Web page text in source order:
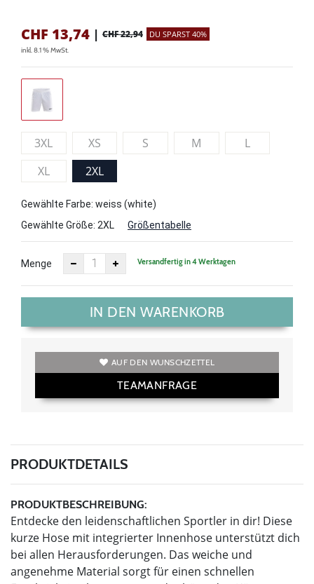
CHF 13,74 | CHF 22,94 DU SPARST 40%
inkl. 8.1 % MwSt.
3XL XS S M
L
XL
2XL
Gewählte Farbe: weiss (white)
Gewählte Größe: 2XL Größentabelle
Menge Versandfertig in 4 Werktagen
IN DEN WARENKORB
AUF DEN WUNSCHZETTEL
TEAMANFRAGE
PRODUKTDETAILS
PRODUKTBESCHREIBUNG:
Entdecke den leidenschaftlichen Sportler in dir! Diese
kurze Hose mit integrierter Innenhose unterstützt dich
bei allen Herausforderungen. Das weiche und
angenehme Material sorgt für einen schnellen